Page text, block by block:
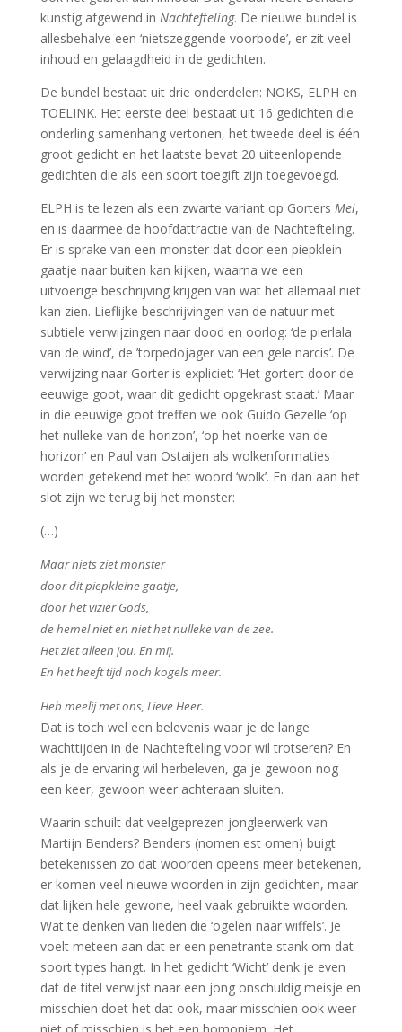
kunstig afgewend in Nachtefteling. De nieuwe bundel is
allesbehalve een ‘nietszeggende voorbode’, er zit veel
inhoud en gelaagdheid in de gedichten.
De bundel bestaat uit drie onderdelen: NOKS, ELPH en
TOELINK. Het eerste deel bestaat uit 16 gedichten die
onderling samenhang vertonen, het tweede deel is één
groot gedicht en het laatste bevat 20 uiteenlopende
gedichten die als een soort toegift zijn toegevoegd.
ELPH is te lezen als een zwarte variant op Gorters Mei,
en is daarmee de hoofdattractie van de Nachtefteling.
Er is sprake van een monster dat door een piepklein
gaatje naar buiten kan kijken, waarna we een
uitvoerige beschrijving krijgen van wat het allemaal niet
kan zien. Lieflijke beschrijvingen van de natuur met
subtiele verwijzingen naar dood en oorlog: ‘de pierlala
van de wind’, de ’torpedojager van een gele narcis’. De
verwijzing naar Gorter is expliciet: ‘Het gortert door de
eeuwige goot, waar dit gedicht opgekrast staat.’ Maar
in die eeuwige goot treffen we ook Guido Gezelle ‘op
het nulleke van de horizon’, ‘op het noerke van de
horizon’ en Paul van Ostaijen als wolkenformaties
worden getekend met het woord ‘wolk’. En dan aan het
slot zijn we terug bij het monster:
(…)
Maar niets ziet monster
door dit piepkleine gaatje,
door het vizier Gods,
de hemel niet en niet het nulleke van de zee.
Het ziet alleen jou. En mij.
En het heeft tijd noch kogels meer.
Heb meelij met ons, Lieve Heer.
Dat is toch wel een belevenis waar je de lange
wachttijden in de Nachtefteling voor wil trotseren? En
als je de ervaring wil herbeleven, ga je gewoon nog
een keer, gewoon weer achteraan sluiten.
Waarin schuilt dat veelgeprezen jongleerwerk van
Martijn Benders? Benders (nomen est omen) buigt
betekenissen zo dat woorden opeens meer betekenen,
er komen veel nieuwe woorden in zijn gedichten, maar
dat lijken hele gewone, heel vaak gebruikte woorden.
Wat te denken van lieden die ‘ogelen naar wiffels’. Je
voelt meteen aan dat er een penetrante stank om dat
soort types hangt. In het gedicht ‘Wicht’ denk je even
dat de titel verwijst naar een jong onschuldig meisje en
misschien doet het dat ook, maar misschien ook weer